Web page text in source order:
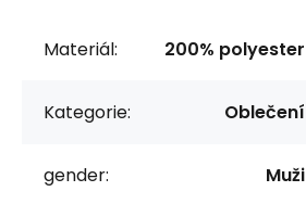
Materiál: 200% polyester
Kategorie: Oblečení
gender: Muži